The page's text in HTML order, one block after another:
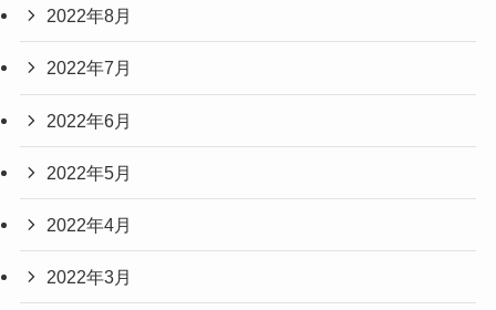
2022年8月
2022年7月
2022年6月
2022年5月
2022年4月
2022年3月